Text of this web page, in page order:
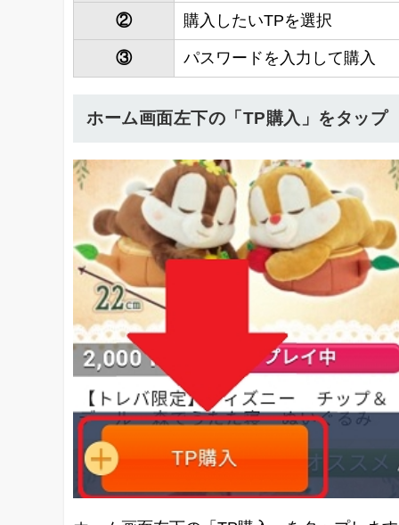
② 購入したいTPを選択
③ パスワードを入力して購入
ホーム画面左下の「TP購入」をタップ